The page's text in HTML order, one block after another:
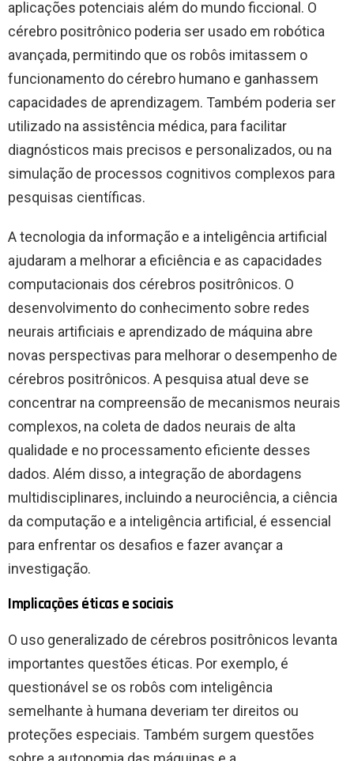
aplicações potenciais além do mundo ficcional. O
cérebro positrônico poderia ser usado em robótica
avançada, permitindo que os robôs imitassem o
funcionamento do cérebro humano e ganhassem
capacidades de aprendizagem. Também poderia ser
utilizado na assistência médica, para facilitar
diagnósticos mais precisos e personalizados, ou na
simulação de processos cognitivos complexos para
pesquisas científicas.
A tecnologia da informação e a inteligência artificial
ajudaram a melhorar a eficiência e as capacidades
computacionais dos cérebros positrônicos. O
desenvolvimento do conhecimento sobre redes
neurais artificiais e aprendizado de máquina abre
novas perspectivas para melhorar o desempenho de
cérebros positrônicos. A pesquisa atual deve se
concentrar na compreensão de mecanismos neurais
complexos, na coleta de dados neurais de alta
qualidade e no processamento eficiente desses
dados. Além disso, a integração de abordagens
multidisciplinares, incluindo a neurociência, a ciência
da computação e a inteligência artificial, é essencial
para enfrentar os desafios e fazer avançar a
investigação.
Implicações éticas e sociais
O uso generalizado de cérebros positrônicos levanta
importantes questões éticas. Por exemplo, é
questionável se os robôs com inteligência
semelhante à humana deveriam ter direitos ou
proteções especiais. Também surgem questões